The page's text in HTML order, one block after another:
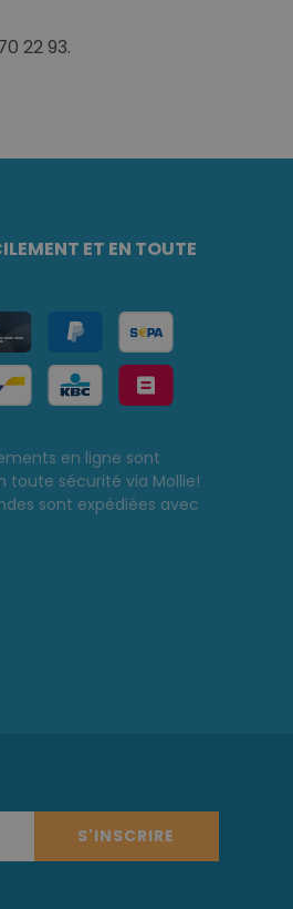
22 93.
ET EN TOUTE
en ligne sont
toute sécurité via Mollie!
sont expédiées avec
S'INSCRIRE